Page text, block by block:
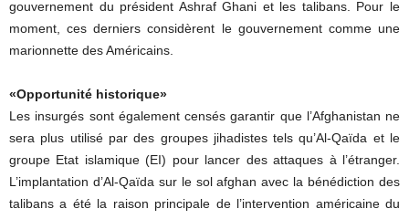
gouvernement du président Ashraf Ghani et les talibans. Pour le
moment, ces derniers considèrent le gouvernement comme une
marionnette des Américains.
«Opportunité historique»
Les insurgés sont également censés garantir que l’Afghanistan ne
sera plus utilisé par des groupes jihadistes tels qu’Al-Qaïda et le
groupe Etat islamique (EI) pour lancer des attaques à l’étranger.
L’implantation d’Al-Qaïda sur le sol afghan avec la bénédiction des
talibans a été la raison principale de l’intervention américaine du